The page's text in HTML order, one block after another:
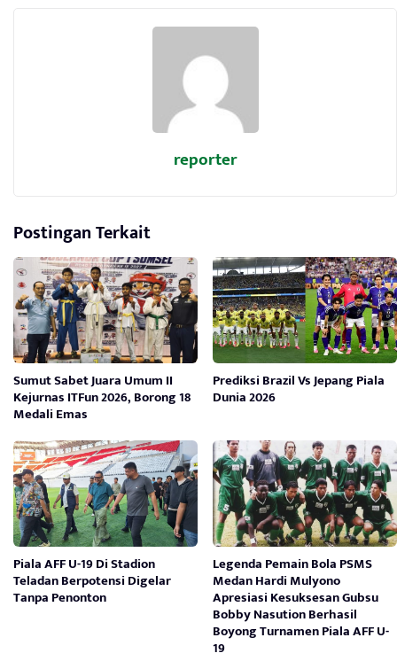
reporter
Postingan Terkait
Sumut Sabet Juara Umum II
Kejurnas ITFun 2026, Borong 18
Medali Emas
Prediksi Brazil Vs Jepang Piala
Dunia 2026
Piala AFF U-19 Di Stadion
Teladan Berpotensi Digelar
Tanpa Penonton
Legenda Pemain Bola PSMS
Medan Hardi Mulyono
Apresiasi Kesuksesan Gubsu
Bobby Nasution Berhasil
Boyong Turnamen Piala AFF U-
19